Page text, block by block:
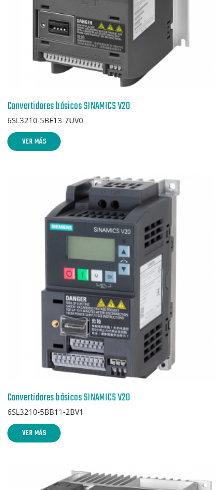
Convertidores básicos SINAMICS V20
6SL3210-5BE13-7UV0
VER MÁS
Convertidores básicos SINAMICS V20
6SL3210-5BB11-2BV1
VER MÁS